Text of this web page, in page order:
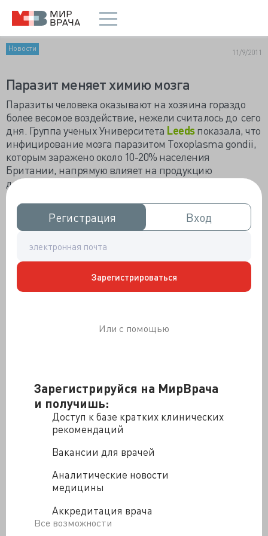
Зарегистрируйся на МирВрача
и получишь:
Доступ к базе кратких клинических
рекомендаций
Вакансии для врачей
Аналитические новости
медицины
Аккредитация врача
Все возможности
Регистрация
Регистрация Вход
Вход
Зарегистрироваться
Или с помощью
Новости 11/9/2011
Паразит меняет химию мозга
Паразиты человека оказывают на хозяина гораздо
более весомое воздействие, нежели считалось до сего
дня. Группа ученых Университета Leedsпоказала, что
инфицирование мозга паразитом Toxoplasma gondii,
которым заражено около 10-20% населения
Британии, напрямую влияет на продукцию
допамина - основного химического медиатора мозга.
Работа была проведена на грызунах, но ведущий
исследователь доктор Glenn McConkey верит, что
результаты могут пролить свет на лечение допамин-
широко распространенных заболеваний, как
шизофрения, синдром гиперактивности с дефицитом
внимания и болезнь Паркинсона.
Команда ученых обнаружила, что паразит вызывает
продукцию и высвобождение из пораженных клеток
мозга допамина в значительно большей
концентрации, чем нужно.
gondii может управлять выработкой и вызывать
значительное повышение воспроизводства
допамина» - говорит доктор McConkey.
«Люди являются случайными хозяевами T. Gondii,